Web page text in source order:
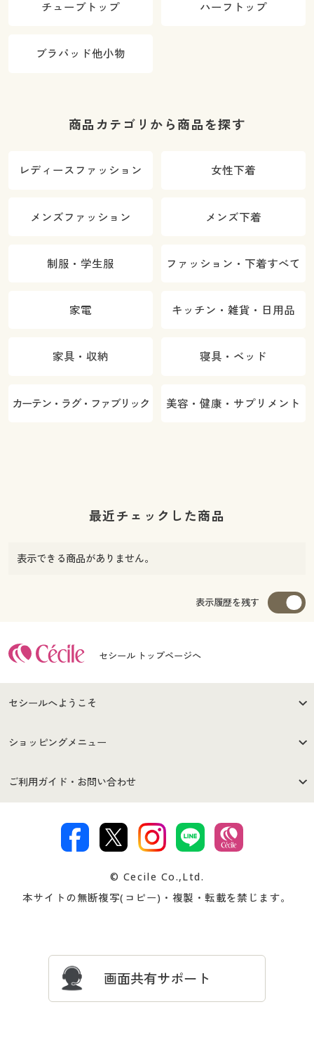
チューブトップ ハーフトップ
ブラパッド他小物
商品カテゴリから商品を探す
レディースファッション 女性下着
メンズファッション メンズ下着
制服・学生服 ファッション・下着すべて
家電 キッチン・雑貨・日用品
家具・収納 寝具・ベッド
カーテン・ラグ・ファブリック 美容・健康・サプリメント
最近チェックした商品
表示できる商品がありません。
表示履歴を残す
セシール トップページへ
セシールへようこそ
はじめての方へ
セシールご利用規約
著作権・商標について 会社案内
ショッピングメニュー
商品カテゴリ
プレゼント＆キャンペーン サイトマップ
ご利用ガイド・お問い合わせ
交換・返品は お支払は
ついて
忘れの場合
© Cecile Co.,Ltd.
本サイトの無断複写(コピー)・複製・転載を禁じます。
画面共有サポート